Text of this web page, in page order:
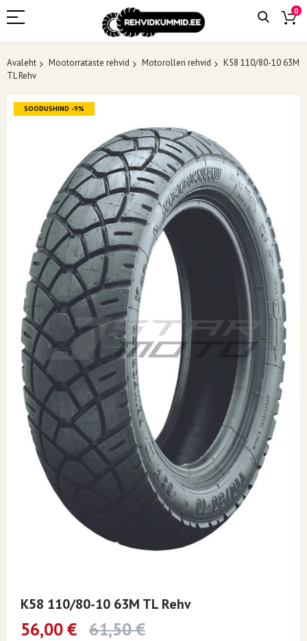
0
Avaleht Mootorrataste rehvid Motorolleri rehvid
K58 110/80-10 63M
TL Rehv
Skip
SOODUSHIND -9%
beginning
K58 110/80-10 63M TL Rehv
56,00 € 61,50 €